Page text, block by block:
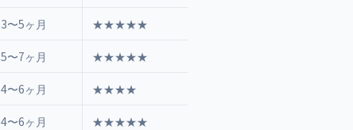
3〜5ヶ月 ★★★★★
5〜7ヶ月 ★★★★★
4〜6ヶ月 ★★★★
4〜6ヶ月 ★★★★★